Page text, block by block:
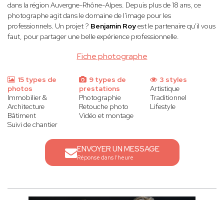
Fiche photographe
dans la région Auvergne-Rhône-Alpes. Depuis plus de 18 ans, ce
photographe agit dans le domaine de l'image pour les
professionnels. Un projet ? Benjamin Royest le partenaire qu'il vous
faut, pour partager une belle expérience professionnelle.
15 types de
photos
Immobilier &
Architecture
Bâtiment
Suivi de chantier
9 types de
prestations
Photographie
Retouche photo
Vidéo et montage
3 styles
Artistique
Traditionnel
Lifestyle
ENVOYER UN MESSAGE
Réponse dans l'heure